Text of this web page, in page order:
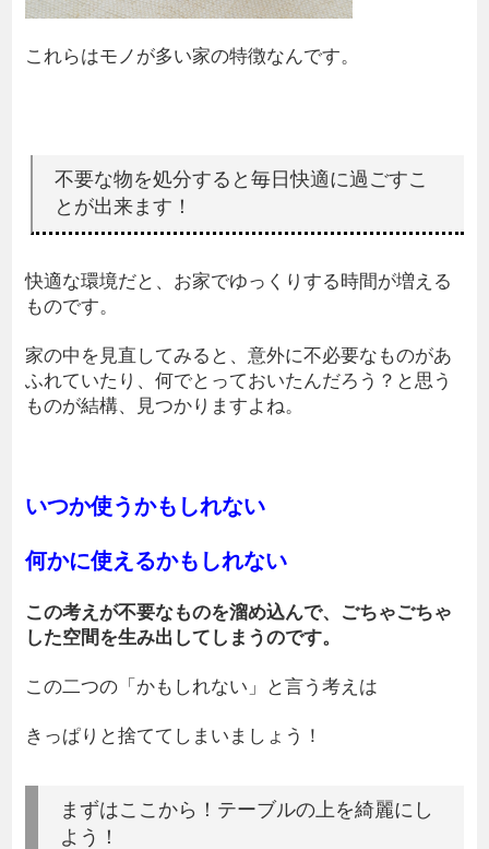
これらはモノが多い家の特徴なんです。
不要な物を処分すると毎日快適に過ごすこ
とが出来ます！
快適な環境だと、お家でゆっくりする時間が増える
ものです。
家の中を見直してみると、意外に不必要なものがあ
ふれていたり、何でとっておいたんだろう？と思う
ものが結構、見つかりますよね。
いつか使うかもしれない
何かに使えるかもしれない
この考えが不要なものを溜め込んで、ごちゃごちゃ
した空間を生み出してしまうのです。
この二つの「かもしれない」と言う考えは
きっぱりと捨ててしまいましょう！
まずはここから！テーブルの上を綺麗にし
よう！